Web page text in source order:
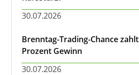
30.07.2026
Brenntag-Trading-Chance
Prozent Gewinn
30.07.2026